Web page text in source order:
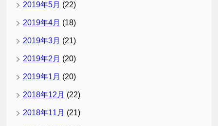
2019年5月 (22)
2019年4月 (18)
2019年3月 (21)
2019年2月 (20)
2019年1月 (20)
2018年12月 (22)
2018年11月 (21)